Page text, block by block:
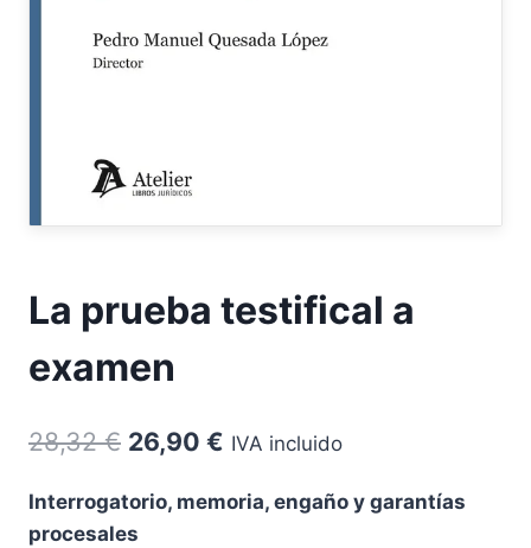
La prueba testifical a
examen
28,32€ El
original
26,90 € El
actual
IVA incluido
Interrogatorio, memoria, engaño y garantías
procesales